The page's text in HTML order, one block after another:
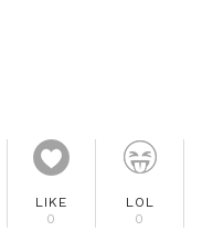
LIKE
0
LOL
0